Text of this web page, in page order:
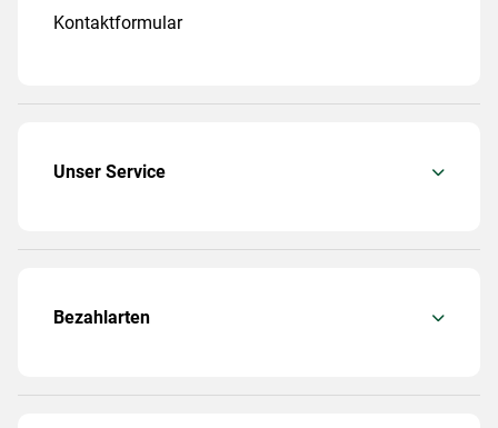
Kontaktformular
Unser Service
Bezahlarten